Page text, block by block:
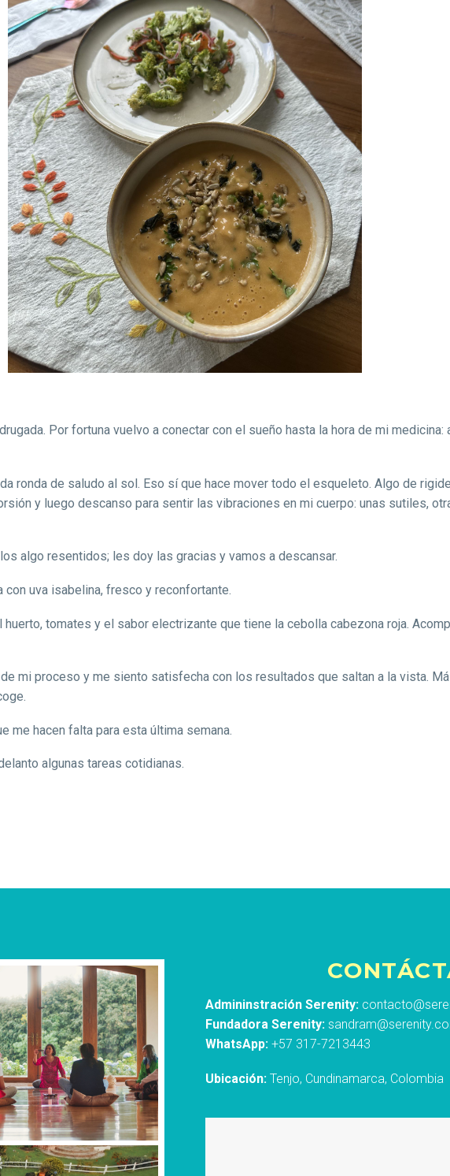
Por fortuna vuelvo a conectar con el sueño hasta la hora de mi
ronda de saludo al sol. Eso sí que hace mover todo el esqueleto. Algo de
y luego descanso para sentir las vibraciones en mi cuerpo: unas sutiles,
algo resentidos; les doy las gracias y vamos a descansar.
uva isabelina, fresco y reconfortante.
tomates y el sabor electrizante que tiene la cebolla cabezona roja.
mi proceso y me siento satisfecha con los resultados que saltan a la vista.
me hacen falta para esta última semana.
algunas tareas cotidianas.
Admininstración Serenity:
Fundadora Serenity:
WhatsApp: +57 317-7213443
Ubicación: Tenjo, Cundinamarca, Colombia